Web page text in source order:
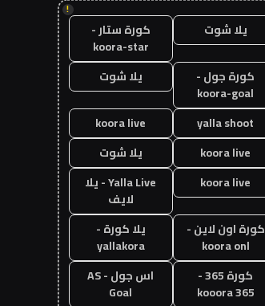
!
يلا شوت
كورة ستار -
koora-star
كورة جول -
koora-goal
يلا شوت
yalla shoot
koora live
koora live
يلا شوت
koora live
Yalla Live - يلا
لايف
كورة اون لاين -
koora onl
يلا كورة -
yallakora
كورة 365 -
kooora 365
اس جول - AS
Goal